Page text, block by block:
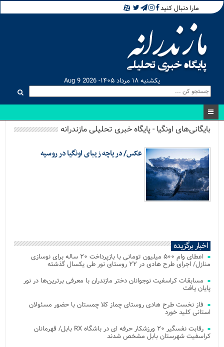
مارا دنبال کنید
یکشنبه ۱۸ مرداد ۱۴۰۵- Aug 9 2026
بایگانی‌های اونگیا - پایگاه خبری تحلیلی مازندرانه
عکس/ دریاچه زیبای اونگیا در روسیه
اخبار برگزیده
اعطای وام ۵۰۰ میلیون تومانی با بازپرداخت ۲۰ ساله برای نوسازی
منازل/ اجرای طرح هادی در ۲۲ روستای نور طی یکسال گذشته
مسابقات کراسفیت نوجوانان دختر مازندران با معرفی برترین‌ها در نور
پایان یافت
فاز نخست طرح هادی روستای چماز کلا چمستان با حضور مسئولان
استانی کلید خورد
رقابت نفسگیر ۲۰ ورزشکار حرفه ای در باشگاه RX بابل/ قهرمانان
کراسفیت شهرستان بابل مشخص شدند